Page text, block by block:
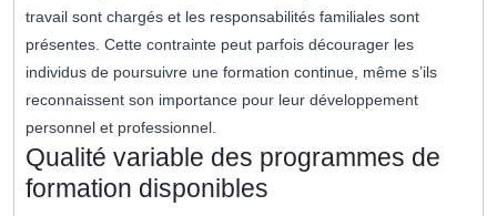
travail sont chargés et les responsabilités familiales sont
présentes. Cette contrainte peut parfois décourager les
individus de poursuivre une formation continue, même s’ils
reconnaissent son importance pour leur développement
personnel et professionnel.
Qualité variable des programmes de
formation disponibles